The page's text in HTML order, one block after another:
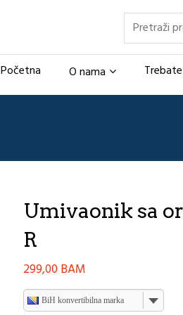
Pretraži
Početna O nama
Umivaonik sa
R
299,00 BAM
BiH konvertibilna marka